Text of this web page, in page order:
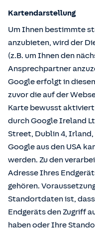
Kartendarstellung
Um Ihnen bestimmte
anzubieten, wird der
(z.B. um Ihnen den
Ansprechpartner
Google erfolgt in
zuvor die auf der
Karte bewusst
durch Google Ireland
Street, Dublin 4,
Google aus den USA
werden. Zu den
Adresse Ihres
gehören.
Standortdaten ist,
Endgeräts den Zugriff
haben oder Ihre